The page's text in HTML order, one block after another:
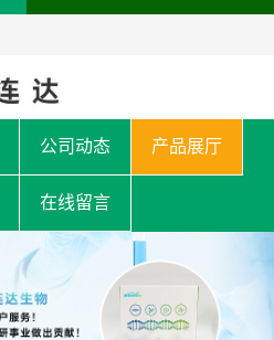
公司动态 产品展厅
在线留言